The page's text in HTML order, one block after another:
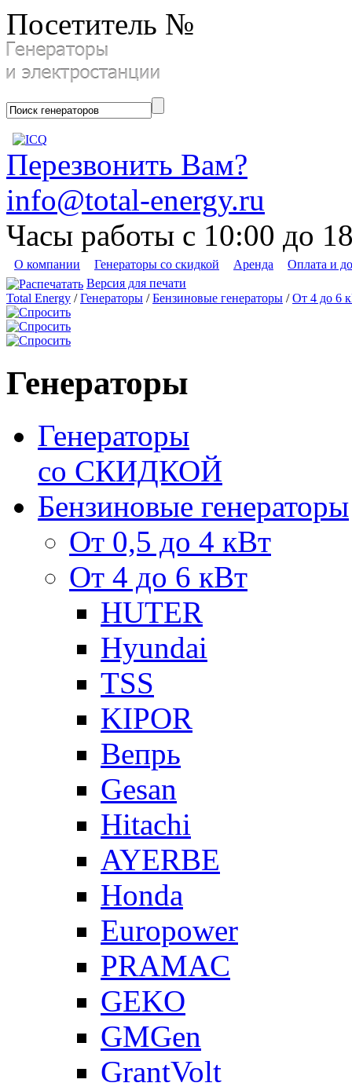
Посетитель №
Перезвонить Вам?
info@total-energy.ru
Часы работы с 10:00 до
О компании Генераторы со скидкой Аренда
Оплата и
Версия для печати
Total Energy /Генераторы /Бензиновые генераторы /От 4 до 6
Генераторы
Генераторы
со СКИДКОЙ
Бензиновые генераторы
От 0,5 до 4 кВт
От 4 до 6 кВт
HUTER
Hyundai
TSS
KIPOR
Вепрь
Gesan
Hitachi
AYERBE
Honda
Europower
PRAMAC
GEKO
GMGen
GrantVolt